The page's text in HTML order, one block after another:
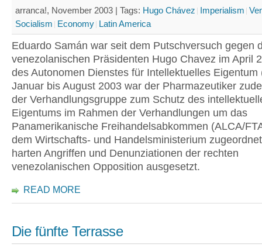
arranca!, November 2003 | Tags: Hugo Chávez Imperialism
Socialism Economy Latin America
Eduardo Samán war seit dem Putschversuch gegen
venezolanischen Präsidenten Hugo Chavez im April
des Autonomen Dienstes für Intellektuelles Eigentum
Januar bis August 2003 war der Pharmazeutiker
der Verhandlungsgruppe zum Schutz des
Eigentums im Rahmen der Verhandlungen um das
Panamerikanische Freihandelsabkommen (ALCA/
dem Wirtschafts- und Handelsministerium
harten Angriffen und Denunziationen der rechten
venezolanischen Opposition ausgesetzt.
READ MORE
Die fünfte Terrasse